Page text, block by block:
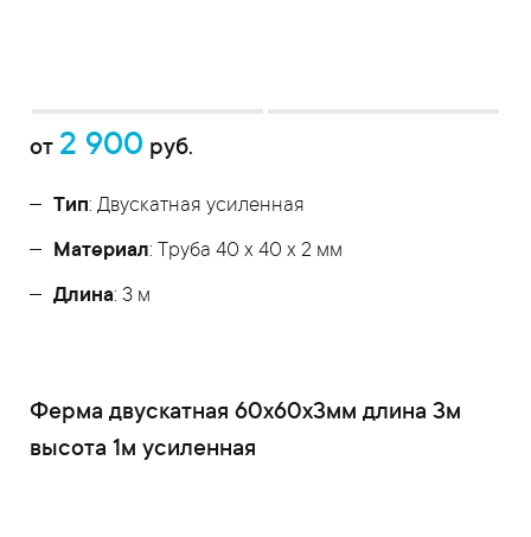
от 2 900 руб.
Тип: Двускатная усиленная
Материал: Труба 40 x 40 x 2 мм
Длина: 3 м
Ферма двускатная 60x60x3мм длина 3м
высота 1м усиленная